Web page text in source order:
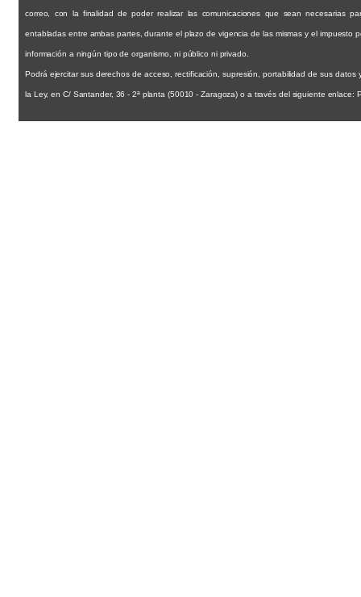
correo, con la finalidad de poder realizar las comunicaciones que sean necesarias
entabladas entre ambas partes, durante el plazo de vigencia de las mismas y el impuesto
información a ningún tipo de organismo, ni público ni privado.
Podrá ejercitar sus derechos de acceso, rectificación, supresión, portabilidad de sus datos
la Ley, en C/ Santander, 36 - 2ª planta (50010 - Zaragoza) o a través del siguiente enlace: